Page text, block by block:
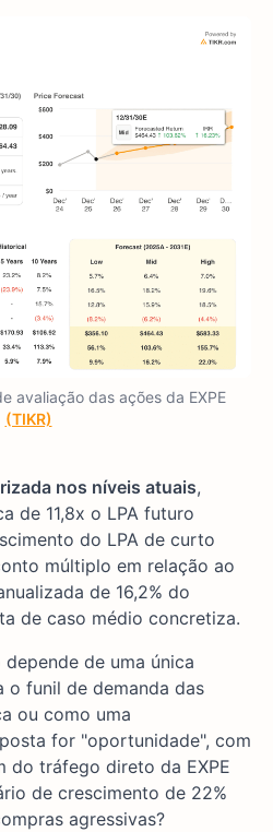
avaliação das ações da EXPE
(TIKR)
nos níveis atuais,
de 11,8x o LPA futuro
do LPA de curto
múltiplo em relação ao
de 16,2% do
de caso médio concretiza.
de uma única
o funil de demanda das
ou como uma
for "oportunidade", com
do tráfego direto da EXPE
de crescimento de 22%
agressivas?